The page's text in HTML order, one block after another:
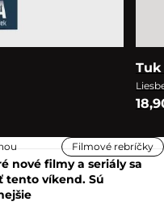
Filmové rebríčky
nové filmy a seriály sa
tento víkend. Sú